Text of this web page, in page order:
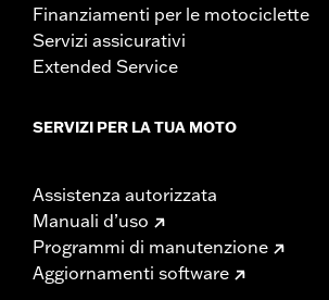
Finanziamenti per le motociclette
Servizi assicurativi
Extended Service
SERVIZI PER LA TUA MOTO
Assistenza autorizzata
Manuali d’uso
Programmi di manutenzione
Aggiornamenti software